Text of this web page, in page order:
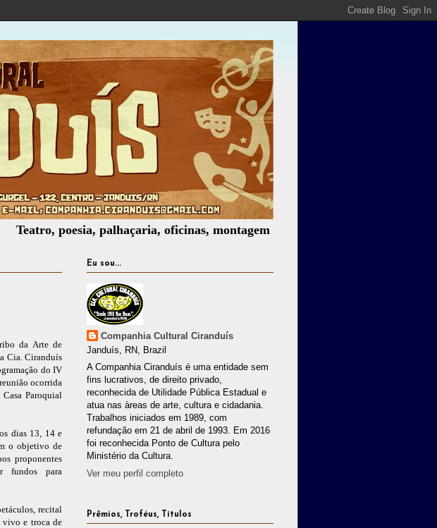
poesia, palhaçaria, oficinas, montagem de espetáculos, assessoria cultural,
da Arte de
Cia. Ciranduís
do IV
ocorrida
Paroquial
dias 13, 14 e
o objetivo de
proponentes
fundos para
recital
vivo e troca de
Eu sou...
Companhia Cultural Ciranduís
Janduís, RN, Brazil
A Companhia Ciranduís é uma entidade sem
fins lucrativos, de direito privado,
reconhecida de Utilidade Pública Estadual e
atua nas àreas de arte, cultura e cidadania.
Trabalhos iniciados em 1989, com
refundação em 21 de abril de 1993. Em 2016
foi reconhecida Ponto de Cultura pelo
Ministério da Cultura.
Ver meu perfil completo
Prêmios, Troféus, Títulos